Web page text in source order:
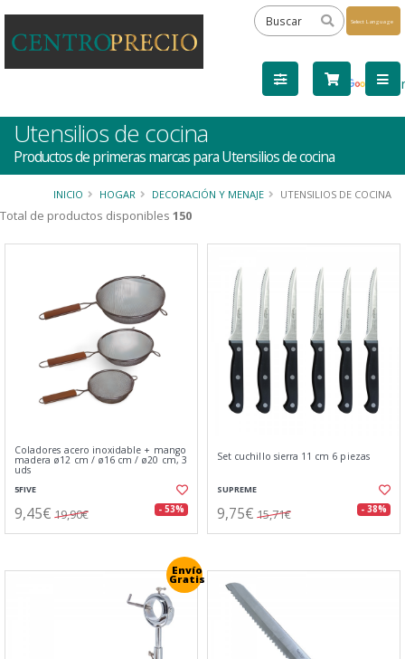
by
Utensilios de cocina
Productos de primeras marcas para Utensilios de cocina
INICIO HOGAR DECORACIÓN Y MENAJE UTENSILIOS DE COCINA
Total de productos disponibles 150
Coladores acero inoxidable + mango
madera ø12 cm / ø16 cm / ø20 cm, 3
uds
5FIVE
9,45€ 19,90€ - 53%
Set cuchillo sierra 11 cm 6 piezas
SUPREME
9,75€ 15,71€ - 38%
Envío
Gratis